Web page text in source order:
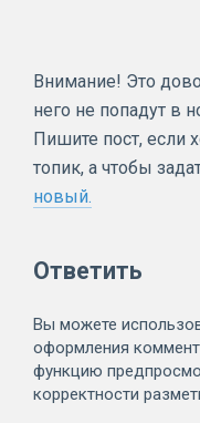
Внимание! Это
него не попадут в
Пишите пост, если
топик, а чтобы
новый.
Ответить
Вы можете
оформления
функцию
корректности